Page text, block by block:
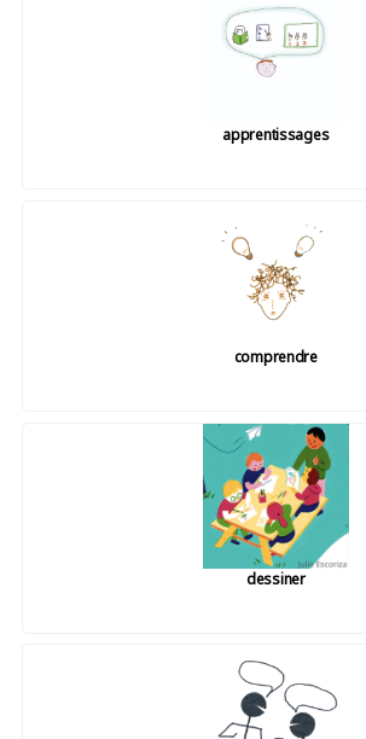
apprentissages
comprendre
dessiner